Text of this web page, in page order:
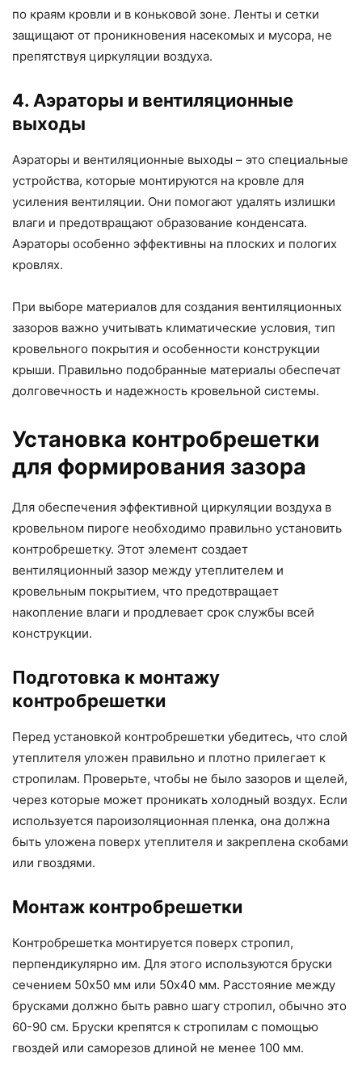
по краям кровли и в коньковой зоне. Ленты и сетки
защищают от проникновения насекомых и мусора, не
препятствуя циркуляции воздуха.
4. Аэраторы и вентиляционные
выходы
Аэраторы и вентиляционные выходы – это специальные
устройства, которые монтируются на кровле для
усиления вентиляции. Они помогают удалять излишки
влаги и предотвращают образование конденсата.
Аэраторы особенно эффективны на плоских и пологих
кровлях.
При выборе материалов для создания вентиляционных
зазоров важно учитывать климатические условия, тип
кровельного покрытия и особенности конструкции
крыши. Правильно подобранные материалы обеспечат
долговечность и надежность кровельной системы.
Установка контробрешетки
для формирования зазора
Для обеспечения эффективной циркуляции воздуха в
кровельном пироге необходимо правильно установить
контробрешетку. Этот элемент создает
вентиляционный зазор между утеплителем и
кровельным покрытием, что предотвращает
накопление влаги и продлевает срок службы всей
конструкции.
Подготовка к монтажу
контробрешетки
Перед установкой контробрешетки убедитесь, что слой
утеплителя уложен правильно и плотно прилегает к
стропилам. Проверьте, чтобы не было зазоров и щелей,
через которые может проникать холодный воздух. Если
используется пароизоляционная пленка, она должна
быть уложена поверх утеплителя и закреплена скобами
или гвоздями.
Монтаж контробрешетки
Контробрешетка монтируется поверх стропил,
перпендикулярно им. Для этого используются бруски
сечением 50х50 мм или 50х40 мм. Расстояние между
брусками должно быть равно шагу стропил, обычно это
60-90 см. Бруски крепятся к стропилам с помощью
гвоздей или саморезов длиной не менее 100 мм.